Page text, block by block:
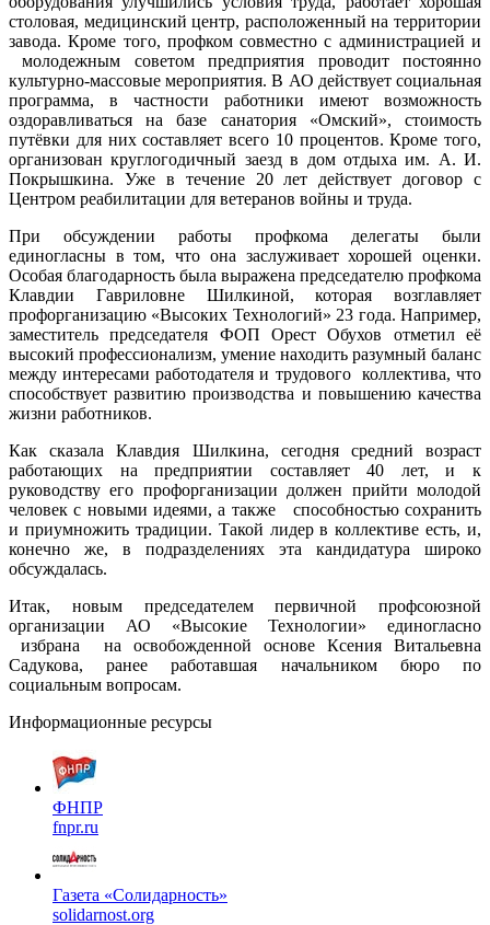
столовая, медицинский центр, расположенный на территории
завода. Кроме того, профком совместно с администрацией и
молодежным советом предприятия проводит постоянно
культурно-массовые мероприятия. В АО действует социальная
программа, в частности работники имеют возможность
оздоравливаться на базе санатория «Омский», стоимость
путёвки для них составляет всего 10 процентов. Кроме того,
организован круглогодичный заезд в дом отдыха им. А. И.
Покрышкина. Уже в течение 20 лет действует договор с
Центром реабилитации для ветеранов войны и труда.
При обсуждении работы профкома делегаты были
единогласны в том, что она заслуживает хорошей оценки.
Особая благодарность была выражена председателю профкома
Клавдии Гавриловне Шилкиной, которая возглавляет
профорганизацию «Высоких Технологий» 23 года. Например,
заместитель председателя ФОП Орест Обухов отметил её
высокий профессионализм, умение находить разумный баланс
между интересами работодателя и трудового коллектива, что
способствует развитию производства и повышению качества
жизни работников.
Как сказала Клавдия Шилкина, сегодня средний возраст
работающих на предприятии составляет 40 лет, и к
руководству его профорганизации должен прийти молодой
человек с новыми идеями, а также способностью сохранить
и приумножить традиции. Такой лидер в коллективе есть, и,
конечно же, в подразделениях эта кандидатура широко
обсуждалась.
Итак, новым председателем первичной профсоюзной
организации АО «Высокие Технологии» единогласно
избрана на освобожденной основе Ксения Витальевна
Садукова, ранее работавшая начальником бюро по
социальным вопросам.
Информационные ресурсы
ФНПР
fnpr.ru
Газета «Солидарность»
solidarnost.org